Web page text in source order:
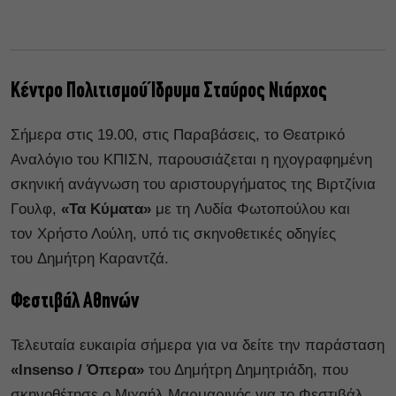
Κέντρο Πολιτισμού Ίδρυμα Σταύρος Νιάρχος
Σήμερα στις 19.00, στις Παραβάσεις, το Θεατρικό
Αναλόγιο του ΚΠΙΣΝ, παρουσιάζεται η ηχογραφημένη
σκηνική ανάγνωση του αριστουργήματος της Βιρτζίνια
Γουλφ, «Τα Κύματα» με τη Λυδία Φωτοπούλου και
τον Χρήστο Λούλη, υπό τις σκηνοθετικές οδηγίες
του Δημήτρη Καραντζά.
Φεστιβάλ Αθηνών
Τελευταία ευκαιρία σήμερα για να δείτε την παράσταση
«Insenso / Όπερα» του Δημήτρη Δημητριάδη, που